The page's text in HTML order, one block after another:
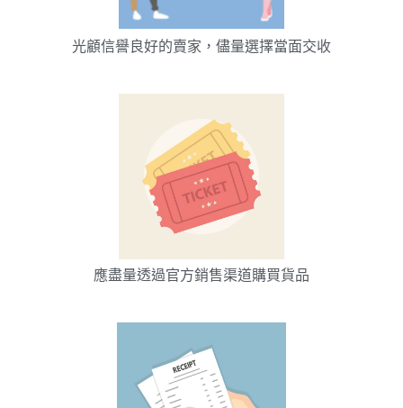
光顧信譽良好的賣家，儘量選擇當面交收
應盡量透過官方銷售渠道購買貨品